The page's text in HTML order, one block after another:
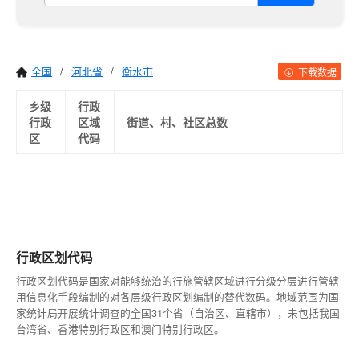
全国 / 河北省 / 衡水市 下载数据
乡级
行政
区
行政
区域
代码
街道、村、社区总数
行政区划代码
行政区划代码是国家对能够统治的行施管辖区域进行分级分层进行管辖
用信息化手段编制的对各层级行政区划编制的替代数码。地域范围为国
家统计局开展统计调查的全国31个省（自治区、直辖市），未包括我国
台湾省、香港特别行政区和澳门特别行政区。